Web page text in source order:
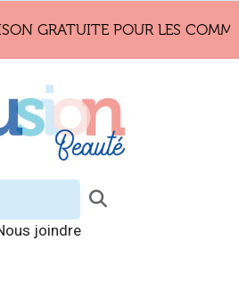
GRATUITE POUR LES
joindre